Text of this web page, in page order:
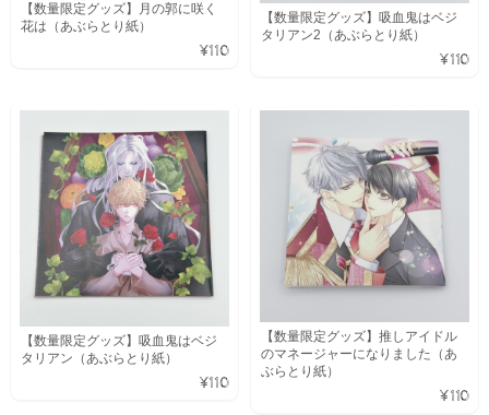
【数量限定グッズ】月の郭に咲く
花は（あぶらとり紙）
¥110
【数量限定グッズ】吸血鬼はベジ
タリアン2（あぶらとり紙）
¥110
【数量限定グッズ】吸血鬼はベジ
タリアン（あぶらとり紙）
¥110
【数量限定グッズ】推しアイドル
のマネージャーになりました（あ
ぶらとり紙）
¥110